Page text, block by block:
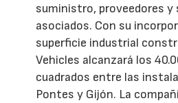
suministro, proveedores y
asociados. Con su
superficie industrial
Vehicles alcanzará los
cuadrados entre las
Pontes y Gijón. La